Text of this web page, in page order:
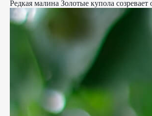
Редкая малина Золотые купола